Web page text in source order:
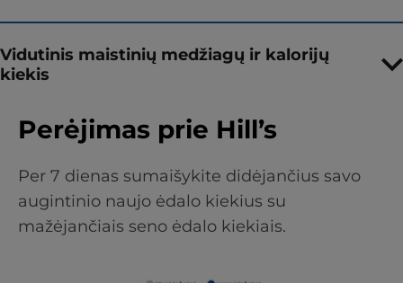
Vidutinis maistinių medžiagų ir kalorijų
kiekis
Perėjimas prie Hill’s
Per 7 dienas sumaišykite didėjančius savo
augintinio naujo ėdalo kiekius su
mažėjančiais seno ėdalo kiekiais.